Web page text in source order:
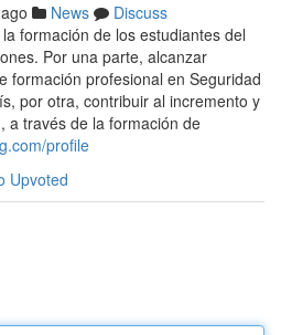
News
Discuss
formación de los estudiantes del
Por una parte, alcanzar
formación profesional en Seguridad
por otra, contribuir al incremento y
a través de la formación de
profile
Upvoted